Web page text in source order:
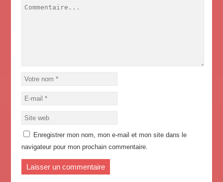
Enregistrer mon nom, mon e-mail et mon site dans le
navigateur pour mon prochain commentaire.